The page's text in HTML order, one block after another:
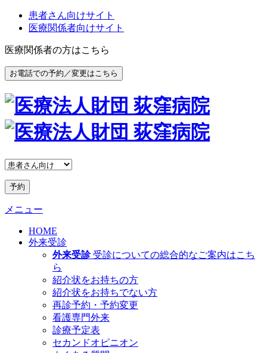
患者さん向けサイト
医療関係者向けサイト
医療関係者の方はこちら
お電話での予約／変更はこちら
予約
メニュー
HOME
外来受診
外来受診 受診についての総合的なご案内はこち
ら
紹介状をお持ちの方
紹介状をお持ちでない方
再診予約・予約変更
看護専門外来
診療予定表
セカンドオピニオン